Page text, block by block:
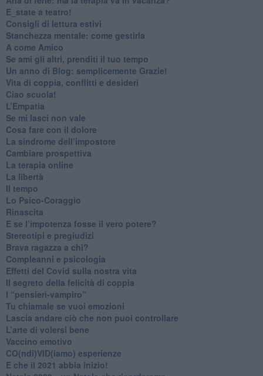
​E_state a teatro!
​Consigli di lettura estivi
​Stanchezza mentale: come gestirla
​A come Amico
​Se ami gli altri, prenditi il tuo tempo
​Un anno di Blog: semplicemente Grazie!
​Vita di coppia, conflitti e desideri
​Ciao scuola!
​L’Empatia
​Se mi lasci non vale
Cosa fare con il dolore
​La sindrome dell’impostore
​Cambiare prospettiva
La terapia online
La libertà
​Il tempo
​Lo Psico-Coraggio
Rinascita
​E se l’impotenza fosse il vero potere?
Stereotipi e pregiudizi
​Brava ragazza a chi?
​Compleanni e psicologia
Effetti del Covid sulla nostra vita
Il segreto della felicità di coppia
​I “pensieri-vampiro”
​Tu chiamale se vuoi emozioni
​Lascia andare ciò che non puoi controllare
L’arte di volersi bene
​Vaccino emotivo
CO(ndi)VID(iamo) esperienze
​E che il 2021 abbia inizio!